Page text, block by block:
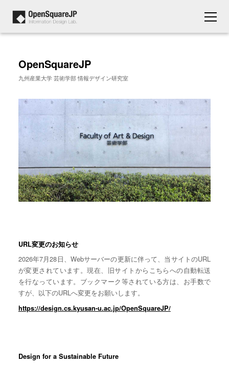
OpenSquareJP
九州産業大学 芸術学部 情報デザイン研究室
URL変更のお知らせ
2026年7月28日、Webサーバーの更新に伴って、当サイトのURL
が変更されています。現在、旧サイトからこちらへの自動転送
を行なっています。ブックマーク等されている方は、お手数で
すが、以下のURLへ変更をお願いします。
https://design.cs.kyusan-u.ac.jp/OpenSquareJP/
Design for a Sustainable Future